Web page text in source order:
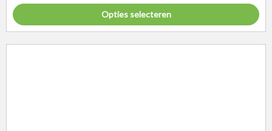
Opties selecteren